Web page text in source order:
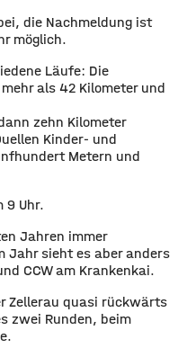
die Nachmeldung ist
möglich.
Läufe: Die
als 42 Kilometer und
zehn Kilometer
Kinder- und
Metern und
9 Uhr.
Jahren immer
Jahr sieht es aber anders
CCW am Krankenkai.
Zellerau quasi rückwärts
zwei Runden, beim